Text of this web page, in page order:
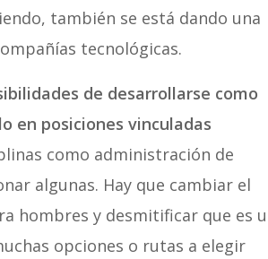
también se está dando una
tecnológicas.
de desarrollarse como
en posiciones vinculadas
como administración de
algunas. Hay que cambiar el
hombres y desmitificar que es
opciones o rutas a elegir